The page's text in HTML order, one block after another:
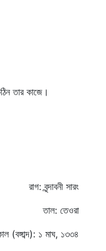
তার কাজে।
রাগ: বৃন্দাবনী সারং
তাল: তেওরা
(বঙ্গাব্দ): ১ মাঘ, ১৩৩৪